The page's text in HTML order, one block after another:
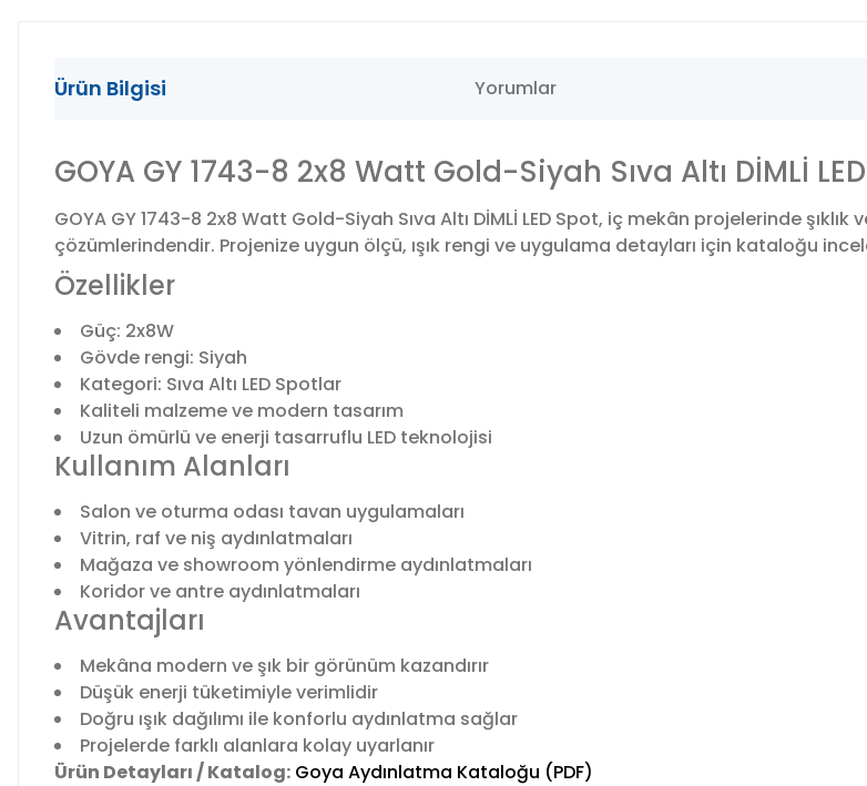
Ürün Bilgisi Yorumlar
GOYA GY 1743-8 2x8 Watt Gold-Siyah Sıva Altı DİMLİ
GOYA GY 1743-8 2x8 Watt Gold-Siyah Sıva Altı DİMLİ LED Spot, iç mekân projelerinde
çözümlerindendir. Projenize uygun ölçü, ışık rengi ve uygulama detayları için kataloğu
Özellikler
Güç: 2x8W
Gövde rengi: Siyah
Kategori: Sıva Altı LED Spotlar
Kaliteli malzeme ve modern tasarım
Uzun ömürlü ve enerji tasarruflu LED teknolojisi
Kullanım Alanları
Salon ve oturma odası tavan uygulamaları
Vitrin, raf ve niş aydınlatmaları
Mağaza ve showroom yönlendirme aydınlatmaları
Koridor ve antre aydınlatmaları
Avantajları
Mekâna modern ve şık bir görünüm kazandırır
Düşük enerji tüketimiyle verimlidir
Doğru ışık dağılımı ile konforlu aydınlatma sağlar
Projelerde farklı alanlara kolay uyarlanır
Ürün Detayları / Katalog: Goya Aydınlatma Kataloğu (PDF)